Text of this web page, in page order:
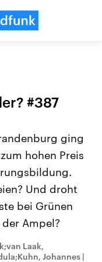
Wirtschaftlich und
gehören die Vereinigten
mächtigsten Ländern
großem Einfluss auf
#387
ging
hohen Preis
Und droht
bei Grünen
Ampel?
Laak,
Johannes |